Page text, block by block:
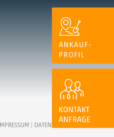
IMPRESSUM DATENSCHUTZ